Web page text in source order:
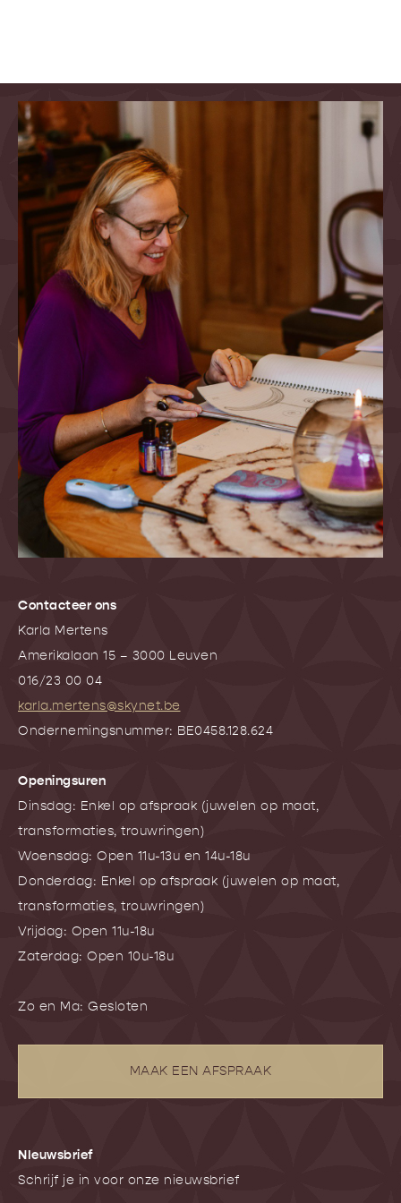
Contacteer ons
Karla Mertens
Amerikalaan 15 – 3000 Leuven
016/23 00 04
karla.mertens@skynet.be
Ondernemingsnummer: BE0458.128.624
Openingsuren
Dinsdag: Enkel op afspraak (juwelen op maat,
transformaties, trouwringen)
Woensdag: Open 11u-13u en 14u-18u
Donderdag: Enkel op afspraak (juwelen op maat,
transformaties, trouwringen)
Vrijdag: Open 11u-18u
Zaterdag: Open 10u-18u
Zo en Ma: Gesloten
MAAK EEN AFSPRAAK
NIeuwsbrief
Schrijf je in voor onze nieuwsbrief